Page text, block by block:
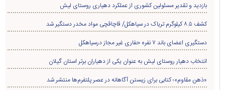
بازدید و تقدیر مسئولین کشوری از عملکرد دهیاری روستای لیش
کشف ۸.۵ کیلوگرم تریاک در سیاهکل/ قاچاقچی مواد مخدر دستگیر شد
دستگیری اعضای باند ۷ نفره حفاری غير مجاز درسیاهکل
انتخاب دهیار روستای لیش به عنوان یکی از دهیاران برتر استان گیلان
«ذهن مقاوم»؛ کتابی برای زیستن آگاهانه در عصر پلتفرم‌ها منتشر شد